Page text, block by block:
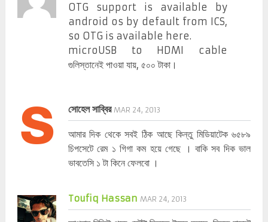
OTG support is available by
android os by default from ICS,
so OTG is available here.
microUSB to HDMI cable
গুলিস্তানেই পাওয়া যায়, ৫০০ টাকা।
সোহেল সাব্বির MAR 24, 2013
আমার দিক থেকে সবই ঠিক আছে কিন্তু মিডিয়াটেক ৬৫৮৯
চিপসেটে রেম ১ গিগা কম হয়ে গেছে । বাকি সব দিক ভাল
ভাবতেসি ১ টা কিনে ফেলবো ।
Toufiq Hassan MAR 24, 2013